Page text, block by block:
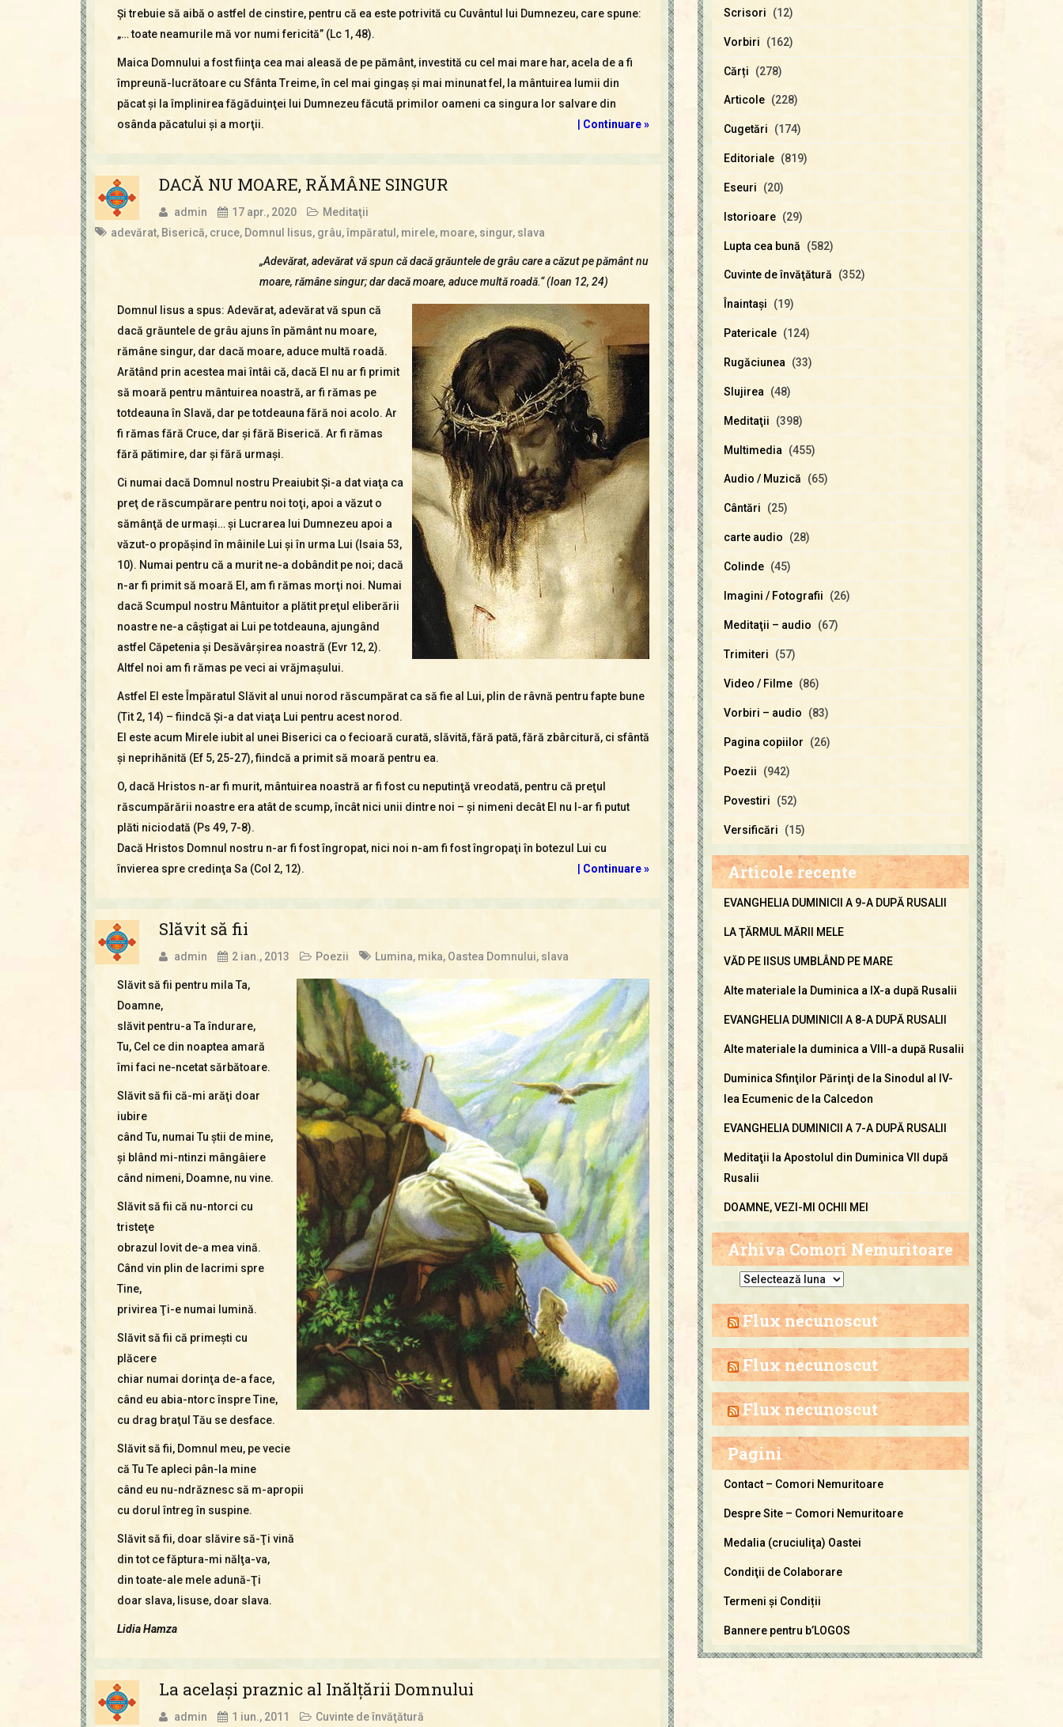
Şi trebuie să aibă o astfel de cinstire, pentru că ea este potrivită cu Cuvântul lui Dumnezeu, care spune:
„… toate neamurile mă vor numi fericită” (Lc 1, 48).
Maica Domnului a fost fiinţa cea mai aleasă de pe pământ, investită cu cel mai mare har, acela de a fi
împreună-lucrătoare cu Sfânta Treime, în cel mai gingaş şi mai minunat fel, la mântuirea lumii din
păcat şi la împlinirea făgăduinţei lui Dumnezeu făcută primilor oameni ca singura lor salvare din
osânda păcatului şi a morţii.
| Continuare »
DACĂ NU MOARE, RĂMÂNE SINGUR
admin 17 apr., 2020
Meditaţii
adevărat, Biserică, cruce, Domnul Iisus, grâu,împăratul, mirele, moare, singur, slava
„Adevărat, adevărat vă spun că dacă grăuntele de grâu care a căzut pe pământ nu
moare, rămâne singur; dar dacă moare, aduce multă roadă.“ (Ioan 12, 24)
Domnul Iisus a spus: Adevărat, adevărat vă spun că
dacă grăuntele de grâu ajuns în pământ nu moare,
rămâne singur, dar dacă moare, aduce multă roadă.
Arătând prin acestea mai întâi că, dacă El nu ar fi primit
să moară pentru mântuirea noastră, ar fi rămas pe
totdeauna în Slavă, dar pe totdeauna fără noi acolo. Ar
fi rămas fără Cruce, dar şi fără Biserică. Ar fi rămas
fără pătimire, dar şi fără urmaşi.
Ci numai dacă Domnul nostru Preaiubit Şi-a dat via­ţa ca
preţ de răscumpărare pentru noi toţi, apoi a văzut o
sămânţă de urmaşi… şi Lucrarea lui Dumnezeu apoi a
văzut-o propăşind în mâinile Lui şi în urma Lui (Isaia 53,
10). Numai pentru că a murit ne-a dobândit pe noi; dacă
n-ar fi primit să moară El, am fi rămas morţi noi. Numai
dacă Scumpul nostru Mântuitor a plătit pre­ţul eliberării
noastre ne-a câştigat ai Lui pe totdeauna, ajungând
astfel Căpetenia şi Desăvârşirea noastră (Evr 12, 2).
Altfel noi am fi rămas pe veci ai vrăjmaşului.
Astfel El este Împăratul Slăvit al unui norod răscumpărat ca să fie al Lui, plin de râvnă pentru fapte bune
(Tit 2, 14) – fiindcă Şi-a dat viaţa Lui pentru acest norod.
El este acum Mirele iubit al unei Biserici ca o fecioară curată, slăvită, fără pată, fără zbârcitură, ci sfântă
şi neprihănită (Ef 5, 25-27), fiindcă a primit să moară pentru ea.
O, dacă Hristos n-ar fi murit, mântuirea noastră ar fi fost cu neputinţă vreodată, pentru că preţul
răscumpărării noastre era atât de scump, încât nici unii dintre noi – şi nimeni decât El nu l-ar fi putut
plăti niciodată (Ps 49, 7-8).
Dacă Hristos Domnul nostru n-ar fi fost îngropat, nici noi n-am fi fost îngropaţi în botezul Lui cu
învierea spre credinţa Sa (Col 2, 12).
| Continuare »
Slăvit să fii
admin 2 ian., 2013 Poezii Lumina, mika, Oastea Domnului, slava
Slăvit să fii pentru mila Ta,
Doamne,
slăvit pentru-a Ta îndurare,
Tu, Cel ce din noaptea amară
îmi faci ne-ncetat sărbătoare.
Slăvit să fii că-mi arăţi doar
iubire
când Tu, numai Tu ştii de mine,
şi blând mi-ntinzi mângâiere
când nimeni, Doamne, nu vine.
Slăvit să fii că nu-ntorci cu
tristeţe
obrazul lovit de-a mea vină.
Când vin plin de lacrimi spre
Tine,
privirea Ţi-e numai lumină.
Slăvit să fii că primeşti cu
plăcere
chiar numai dorinţa de-a face,
când eu abia-ntorc înspre Tine,
cu drag braţul Tău se desface.
Slăvit să fii, Domnul meu, pe vecie
că Tu Te apleci pân-la mine
când eu nu-ndrăznesc să m-apropii
cu dorul întreg în suspine.
Slăvit să fii, doar slăvire să-Ţi vină
din tot ce făptura-mi nălţa-va,
din toate-ale mele adună-Ţi
doar slava, Iisuse, doar slava.
Lidia Hamza
La acelaşi praznic al Inălţării Domnului
admin 1 iun., 2011 Cuvinte de învăţătură
Scrisori (12)
Vorbiri (162)
Cărți (278)
Articole (228)
Cugetări (174)
Editoriale (819)
Eseuri (20)
Istorioare (29)
Lupta cea bună (582)
Cuvinte de învăţătură (352)
Înaintaşi (19)
Patericale (124)
Rugăciunea (33)
Slujirea (48)
Meditaţii (398)
Multimedia (455)
Audio / Muzică (65)
Cântări (25)
carte audio (28)
Colinde (45)
Imagini / Fotografii (26)
Meditaţii – audio (67)
Trimiteri (57)
Video / Filme (86)
Vorbiri – audio (83)
Pagina copiilor (26)
Poezii (942)
Povestiri (52)
Versificări (15)
Articole recente
EVANGHELIA DUMINICII A 9-A DUPĂ RUSALII
LA ŢĂRMUL MĂRII MELE
VĂD PE IISUS UMBLÂND PE MARE
Alte materiale la Duminica a IX-a după Rusalii
EVANGHELIA DUMINICII A 8-A DUPĂ RUSALII
Alte materiale la duminica a VIII-a după Rusalii
Duminica Sfinţilor Părinţi de la Sinodul al IV-
lea Ecumenic de la Calcedon
EVANGHELIA DUMINICII A 7-A DUPĂ RUSALII
Meditaţii la Apostolul din Duminica VII după
Rusalii
DOAMNE, VEZI-MI OCHII MEI
Arhiva Comori Nemuritoare
h
i
v
C
o
m
o
i
u
Flux necunoscut
Flux necunoscut
Flux necunoscut
Pagini
Contact – Comori Nemuritoare
Despre Site – Comori Nemuritoare
Medalia (cruciuliţa) Oastei
Condiţii de Colaborare
Termeni și Condiții
Bannere pentru b’LOGOS